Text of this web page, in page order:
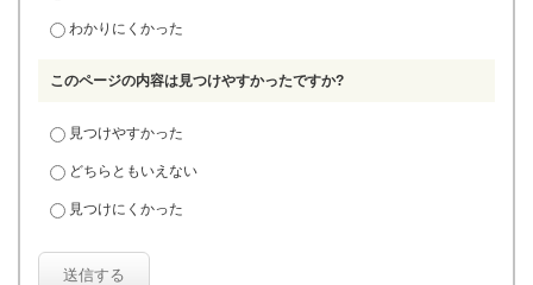
わかりにくかった
このページの内容は見つけやすかったですか?
見つけやすかった
どちらともいえない
見つけにくかった
送信する